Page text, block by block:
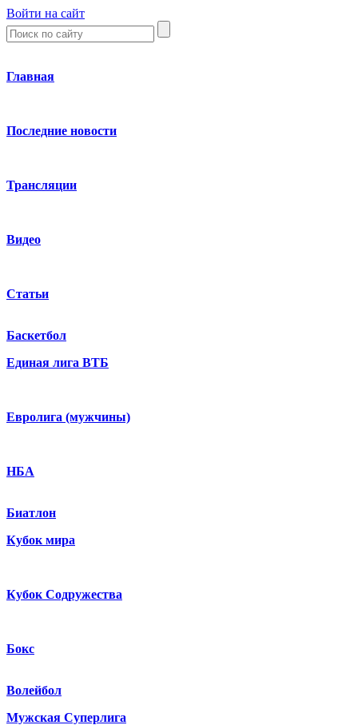
Войти на сайт
Главная
Последние новости
Трансляции
Видео
Статьи
Баскетбол
Единая лига ВТБ
Евролига (мужчины)
НБА
Биатлон
Кубок мира
Кубок Содружества
Бокс
Волейбол
Мужская Суперлига